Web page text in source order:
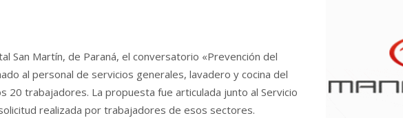
San Martín, de Paraná, el conversatorio «Prevención del
al personal de servicios generales, lavadero y cocina del
20 trabajadores. La propuesta fue articulada junto al Servicio
realizada por trabajadores de esos sectores.